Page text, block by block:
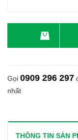
Gọi 0909 296 297
nhất
THÔNG TIN SẢN